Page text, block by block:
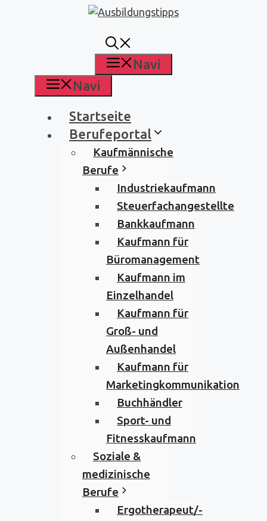
Navi
Navi
Startseite
Berufeportal
Kaufmännische
Berufe
Industriekaufmann
Steuerfachangestellte
Bankkaufmann
Kaufmann für
Büromanagement
Kaufmann im
Einzelhandel
Kaufmann für
Groß- und
Außenhandel
Kaufmann für
Marketingkommunikation
Buchhändler
Sport- und
Fitnesskaufmann
Soziale &
medizinische
Berufe
Ergotherapeut/-